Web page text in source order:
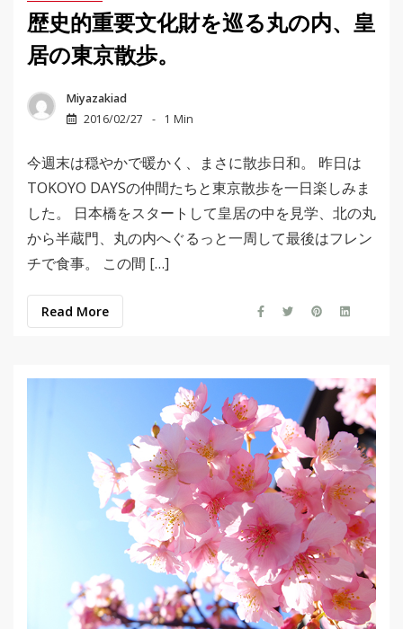
歴史的重要文化財を巡る丸の内、皇
居の東京散歩。
Miyazakiad
2016/02/27
1 Min
今週末は穏やかで暖かく、まさに散歩日和。 昨日は
TOKOYO DAYSの仲間たちと東京散歩を一日楽しみま
した。 日本橋をスタートして皇居の中を見学、北の丸
から半蔵門、丸の内へぐるっと一周して最後はフレン
チで食事。 この間 […]
Read More